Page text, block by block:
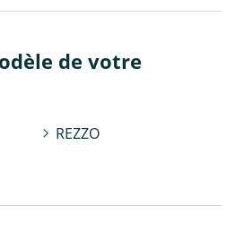
de votre
REZZO